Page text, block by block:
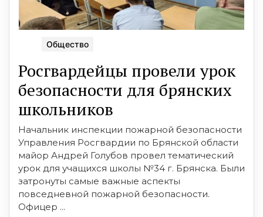
Общество
Росгвардейцы провели урок
безопасности для брянских
школьников
Начальник инспекции пожарной безопасности
Управления Росгвардии по Брянской области
майор Андрей Голубов провел тематический
урок для учащихся школы №34 г. Брянска. Были
затронуты самые важные аспекты
повседневной пожарной безопасности.
Офицер ...